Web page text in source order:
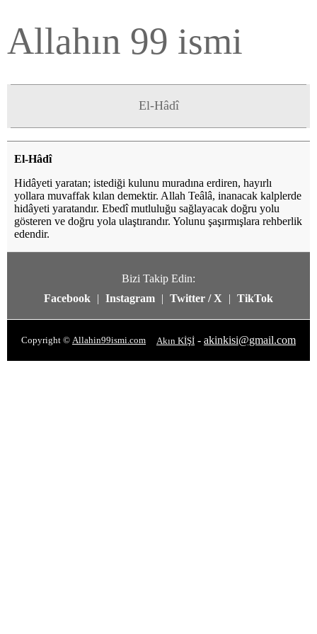
Allahın 99 ismi
El-Hâdî
El-Hâdî
Hidâyeti yaratan; istediği kulunu muradına erdiren, hayırlı
yollara muvaffak kılan demektir. Allah Teâlâ, inanacak kalplerde
hidâyeti yaratandır. Ebedî mutluluğu sağlayacak doğru yolu
gösteren ve doğru yola ulaştırandır. Yolunu şaşırmışlara rehberlik
edendir.
Bizi Takip Edin:
Facebook | Instagram | Twitter / X | TikTok
Copyright © Allahin99ismi.com Akın KİŞİ - akinkisi@gmail.com